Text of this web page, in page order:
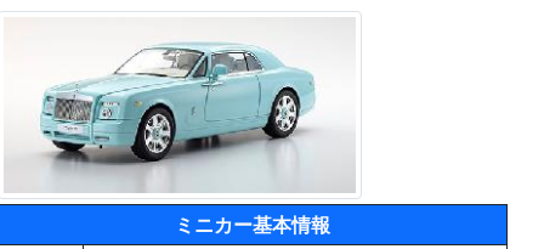
ミニカー基本情報